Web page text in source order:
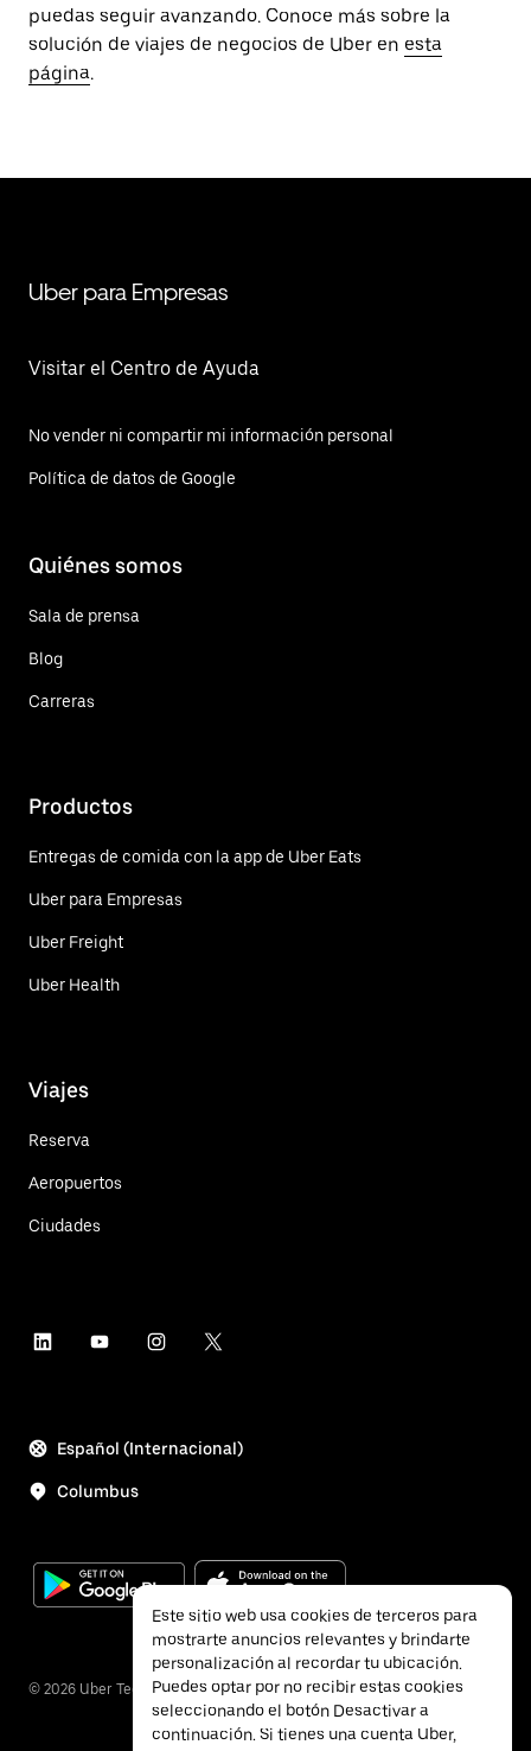
puedas seguir avanzando. Conoce más sobre la
solución de viajes de negocios de Uber en esta
página.
Uber para Empresas
Visitar el Centro de Ayuda
No vender ni compartir mi información personal
Política de datos de Google
Quiénes somos
Sala de prensa
Blog
Carreras
Productos
Entregas de comida con la app de Uber Eats
Uber para Empresas
Uber Freight
Uber Health
Viajes
Reserva
Aeropuertos
Ciudades
Español (Internacional)
Columbus
© 2026 Uber Technologies Inc.
Este sitio web usa cookies de terceros para
mostrarte anuncios relevantes y brindarte
personalización al recordar tu ubicación.
Puedes optar por no recibir estas cookies
seleccionando el botón Desactivar a
continuación. Si tienes una cuenta Uber,